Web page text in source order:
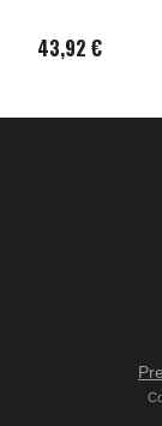
43,92 €